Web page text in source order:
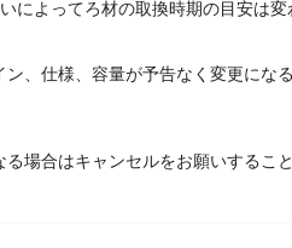
、仕様、容量が予告なく変更にな
場合はキャンセルをお願いするこ